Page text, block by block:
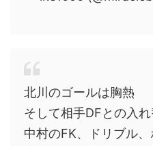
北川のゴールは胸熱
そして相手DFとの入
中村のFK、ドリブル